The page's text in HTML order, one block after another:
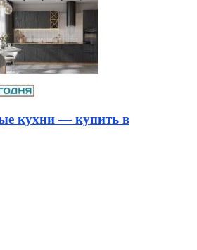
кухни — купить в